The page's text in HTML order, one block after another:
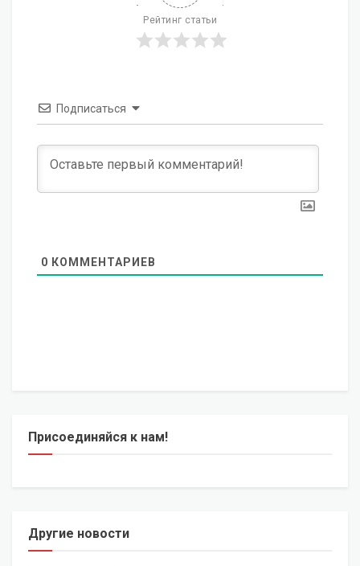
Рейтинг статьи
Подписаться
0 КОММЕНТАРИЕВ
Присоединяйся к нам!
Другие новости